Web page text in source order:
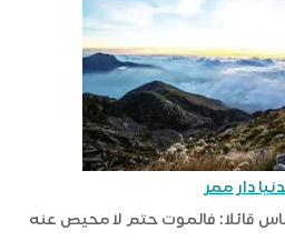
دار ممر
قائلا: فالموت حتم لا محيص عنه